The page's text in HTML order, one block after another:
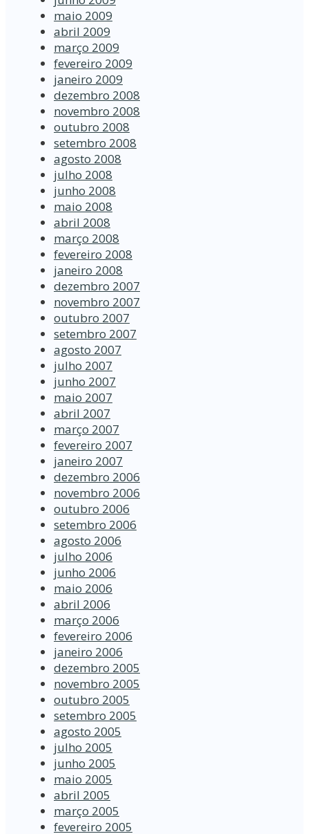
maio 2009
abril 2009
março 2009
fevereiro 2009
janeiro 2009
dezembro 2008
novembro 2008
outubro 2008
setembro 2008
agosto 2008
julho 2008
junho 2008
maio 2008
abril 2008
março 2008
fevereiro 2008
janeiro 2008
dezembro 2007
novembro 2007
outubro 2007
setembro 2007
agosto 2007
julho 2007
junho 2007
maio 2007
abril 2007
março 2007
fevereiro 2007
janeiro 2007
dezembro 2006
novembro 2006
outubro 2006
setembro 2006
agosto 2006
julho 2006
junho 2006
maio 2006
abril 2006
março 2006
fevereiro 2006
janeiro 2006
dezembro 2005
novembro 2005
outubro 2005
setembro 2005
agosto 2005
julho 2005
junho 2005
maio 2005
abril 2005
março 2005
fevereiro 2005